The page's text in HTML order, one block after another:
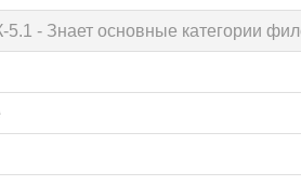
5.1 - Знает основные категории